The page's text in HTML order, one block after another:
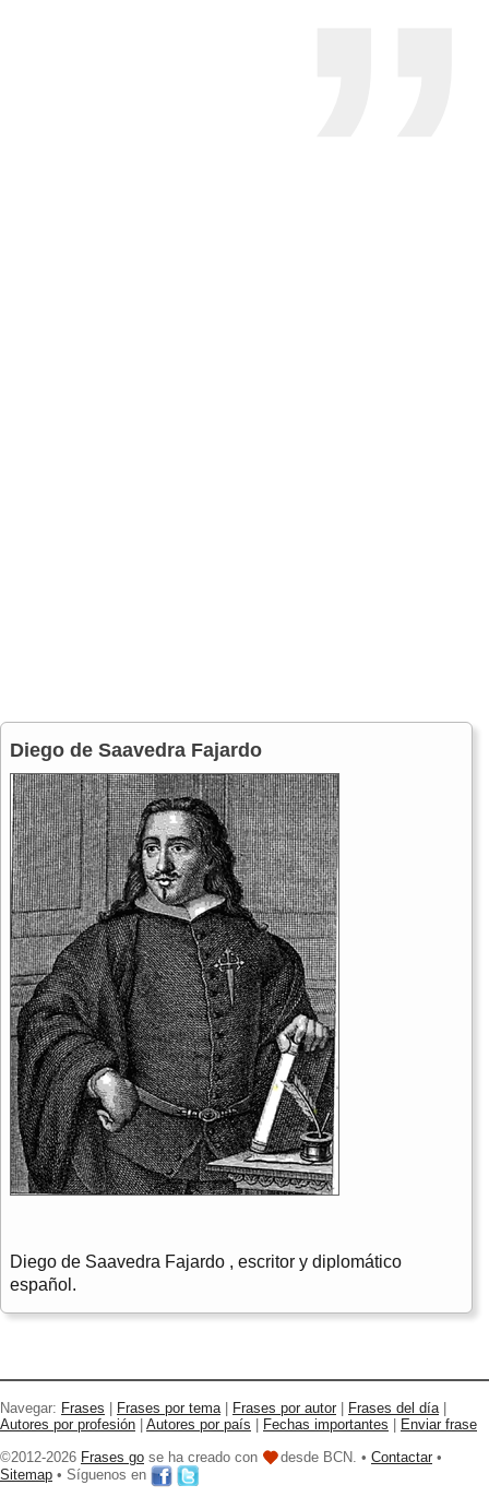
Diego de Saavedra Fajardo
Diego de Saavedra Fajardo , escritor y diplomático
español.
Navegar: Frases Frases por tema Frases por autor Frases del día
Autores por profesión
Autores por país Fechas importantes
Enviar frase
©2012-2026 Frases go se ha creado con desde BCN. • Contactar •
Sitemap • Síguenos en